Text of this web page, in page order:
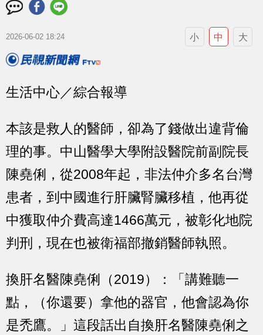
2026-06-02 18:24 小 中 大
生活中心／綜合報導
本該是救人的醫師，卻為了錢做出違背倫
理的事。中山醫學大學附設醫院前副院長
陳堯俐，從2008年起，非法仲介多名台灣
患者，到中國進行肝臟腎臟移植，他再從
中獲取仲介費高達1466萬元，被彰化地院
判刑，現在也被衛福部撤銷醫師執照。
換肝名醫陳堯俐（2019）：「講難聽一
點，（你還要）拿他的器官，他會認為你
是禿鷹。」這段話出自換肝名醫陳堯俐之